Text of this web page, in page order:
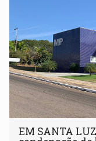
EM SANTA